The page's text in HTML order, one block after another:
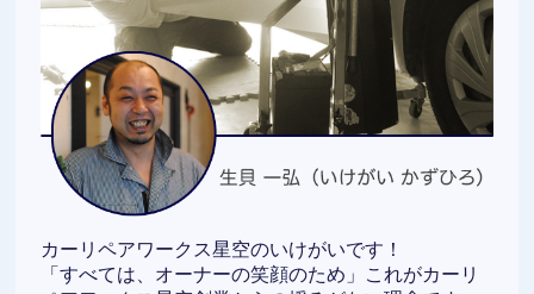
カーリペアワークス星空のいけがいです！
「すべては、オーナーの笑顔のため」これがカーリ